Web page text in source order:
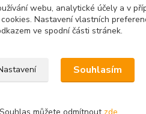
Bankovní spojení:
webu, analytické účely a v
Nastavení vlastních
ve spodní části stránek.
Souhlasím